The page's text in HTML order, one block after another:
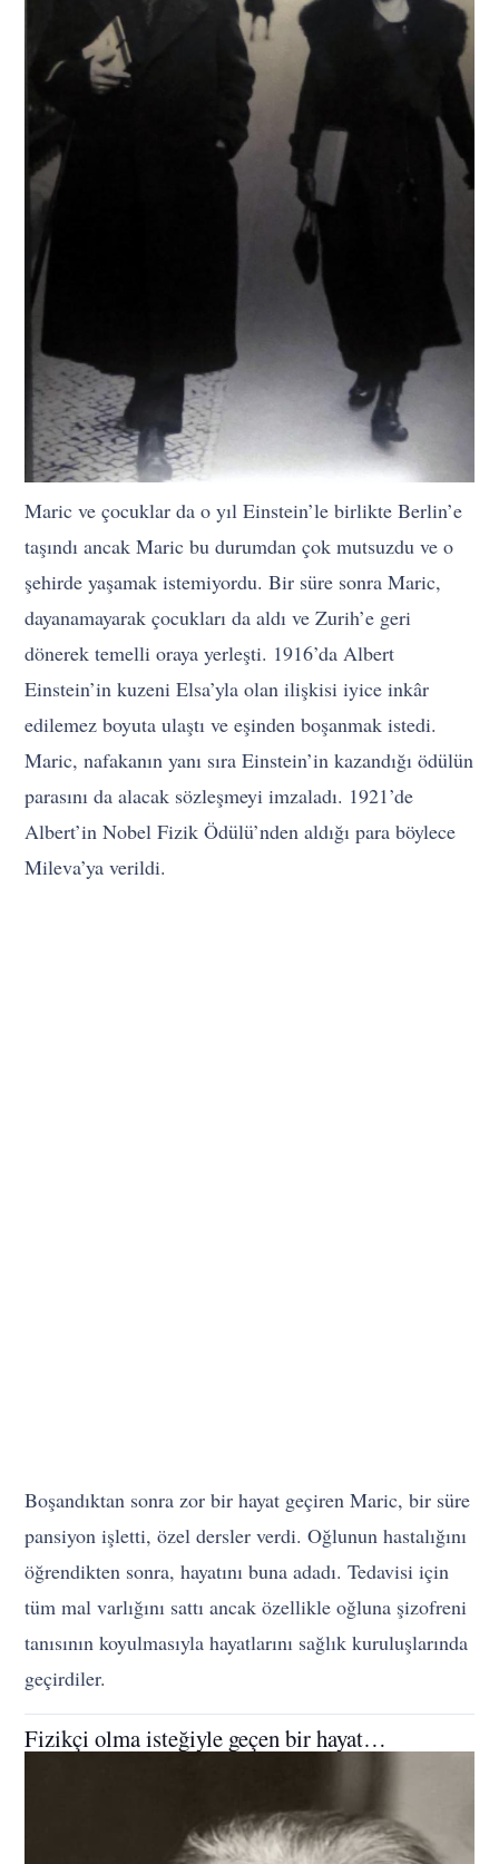
Maric ve çocuklar da o yıl Einstein’le birlikte Berlin’e
taşındı ancak Maric bu durumdan çok mutsuzdu ve o
şehirde yaşamak istemiyordu. Bir süre sonra Maric,
dayanamayarak çocukları da aldı ve Zurih’e geri
dönerek temelli oraya yerleşti. 1916’da Albert
Einstein’in kuzeni Elsa’yla olan ilişkisi iyice inkâr
edilemez boyuta ulaştı ve eşinden boşanmak istedi.
Maric, nafakanın yanı sıra Einstein’in kazandığı ödülün
parasını da alacak sözleşmeyi imzaladı. 1921’de
Albert’in Nobel Fizik Ödülü’nden aldığı para böylece
Mileva’ya verildi.
Boşandıktan sonra zor bir hayat geçiren Maric, bir süre
pansiyon işletti, özel dersler verdi. Oğlunun hastalığını
öğrendikten sonra, hayatını buna adadı. Tedavisi için
tüm mal varlığını sattı ancak özellikle oğluna şizofreni
tanısının koyulmasıyla hayatlarını sağlık kuruluşlarında
geçirdiler.
Fizikçi olma isteğiyle geçen bir hayat…